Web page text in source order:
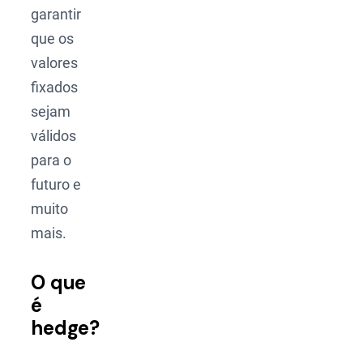
garantir
que os
valores
fixados
sejam
válidos
para o
futuro e
muito
mais.
O que
é
hedge?